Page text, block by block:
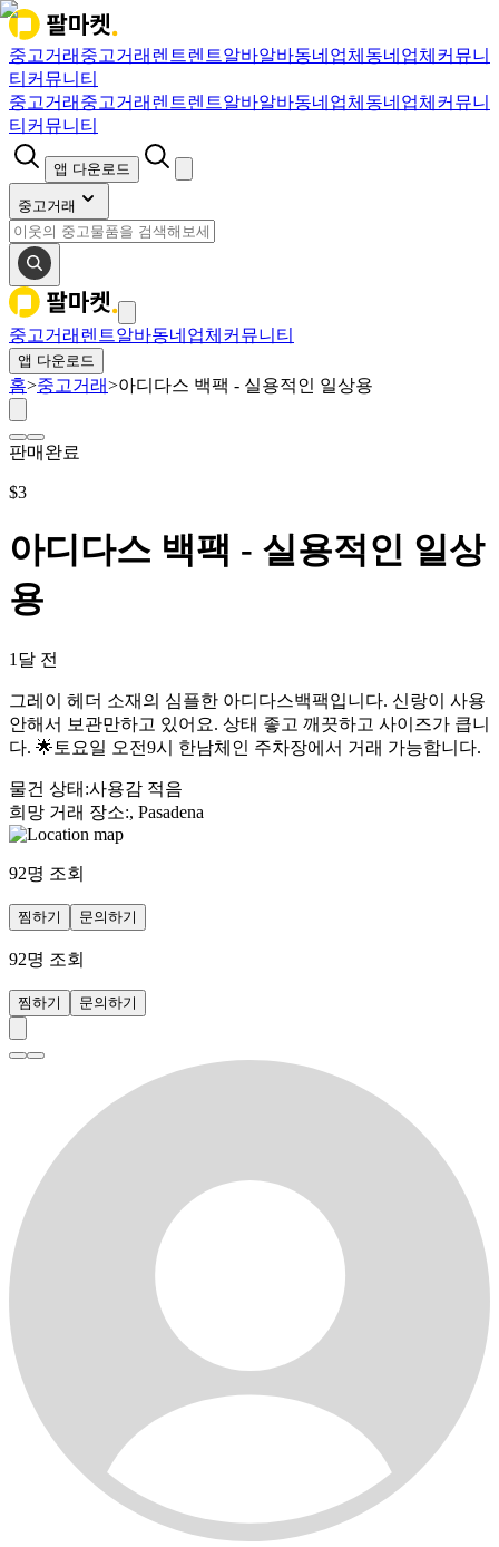
중고거래 중고거래 렌트렌트알바알바동네업체 동네업체 커뮤니
티 커뮤니티
중고거래 중고거래 렌트렌트알바알바동네업체 동네업체 커뮤니
티 커뮤니티
앱 다운로드
중고거래
중고거래 렌트알바동네업체 커뮤니티
앱 다운로드
홈>중고거래>아디다스 백팩 - 실용적인 일상용
판매완료
$3
아디다스 백팩 - 실용적인 일상
용
1달 전
그레이 헤더 소재의 심플한 아디다스백팩입니다. 신랑이 사용
안해서 보관만하고 있어요. 상태 좋고 깨끗하고 사이즈가 큽니
다. 🌟토요일 오전9시 한남체인 주차장에서 거래 가능합니다.
물건 상태 :사용감 적음
희망 거래 장소:, Pasadena
92명 조회
찜하기 문의하기
92명 조회
찜하기 문의하기